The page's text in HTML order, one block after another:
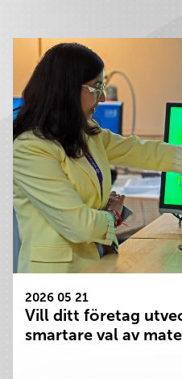
2026 05 21
Vill ditt företag
smartare val av